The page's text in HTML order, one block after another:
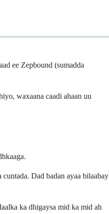
ee Zepbound (sumadda
waxaana caadi ahaan uu
Dad badan ayaa bilaabay
ka dhigaysa mid ka mid ah